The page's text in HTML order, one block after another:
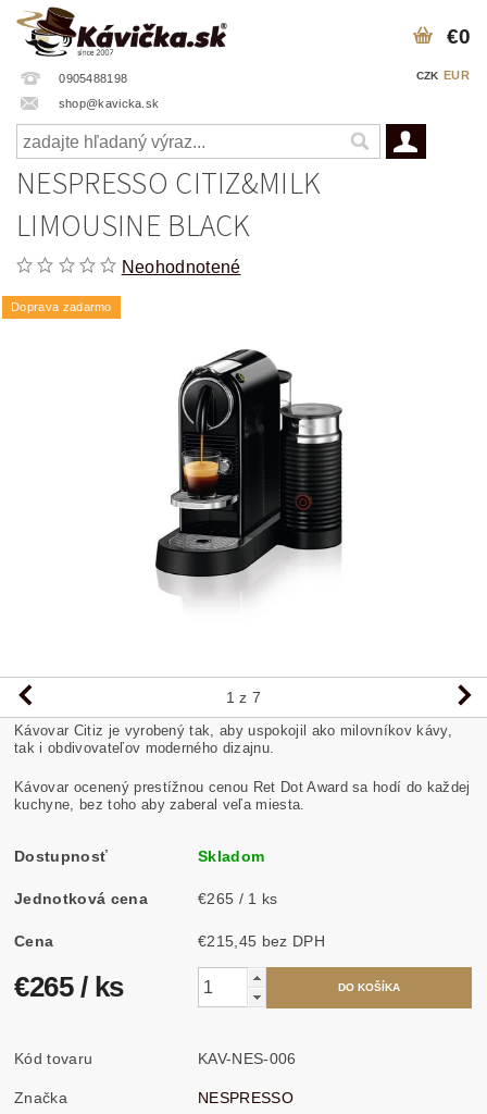
0905488198
shop@kavicka.sk
CZK EUR
€0
NESPRESSO CITIZ&MILK
LIMOUSINE BLACK
Neohodnotené
Doprava zadarmo
1 z 7
Kávovar Citiz je vyrobený tak, aby uspokojil ako milovníkov kávy,
tak i obdivovateľov moderného dizajnu.
Kávovar ocenený prestížnou cenou Ret Dot Award sa hodí do každej
kuchyne, bez toho aby zaberal veľa miesta.
Dostupnosť Skladom
Jednotková cena €265 / 1 ks
Cena €215,45 bez DPH
€265 / ks
Kód tovaru KAV-NES-006
Značka NESPRESSO